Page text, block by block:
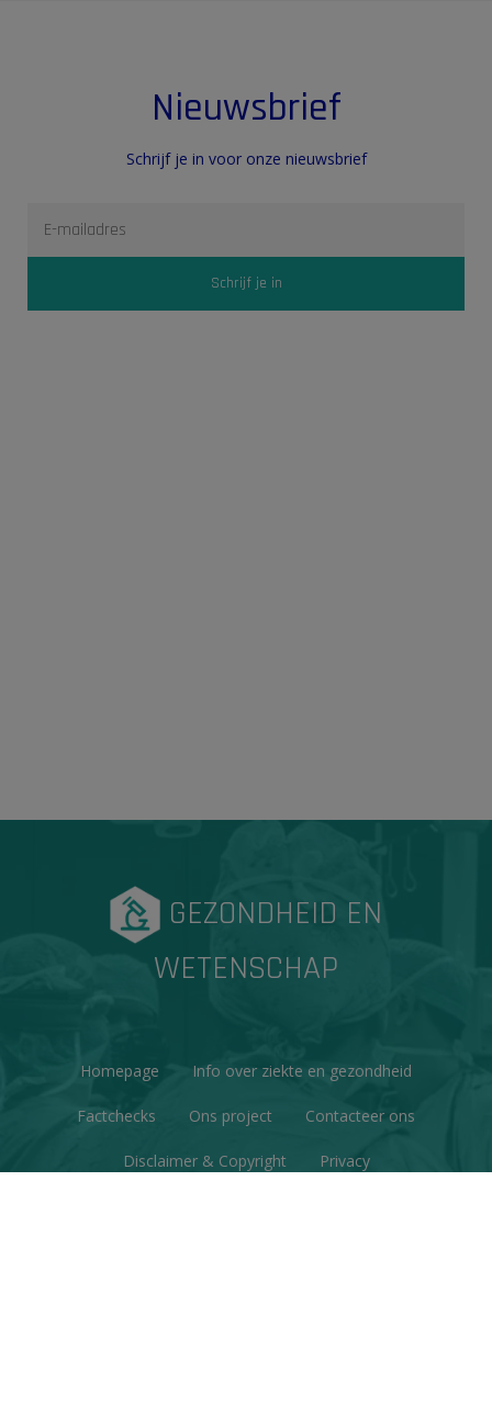
Nieuwsbrief
Schrijf je in voor onze nieuwsbrief
GEZONDHEID EN
WETENSCHAP
Homepage Info over ziekte en gezondheid
Factchecks Ons project Contacteer ons
Disclaimer & Copyright Privacy